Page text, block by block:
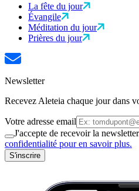
La fête du jour
Évangile
Méditation du jour
Prières du jour
Newsletter
Recevez Aleteia chaque jour dans
Votre adresse email
J'accepte de recevoir la
confidentialité pour en savoir plus.
S'inscrire